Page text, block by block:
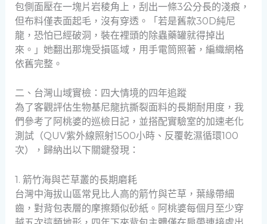
包側面壓在一塊片岩稜角上，刮出一條3公分長的淺痕，
但布料僅表面起毛，沒有穿透。「若是舊款30D純尼
龍，恐怕已經破洞，裝在裡頭的除蟲藥罐就得掉出
來。」她翻出那塊受損區域，用手電筒照著，編織網格
依舊完整。
二、台灣山域實檢：四大情境的四年追蹤
為了客觀評估生物基尼龍抗撕裂面料的長期耐用度，我
們參考了阿桃婆的巡檢日記，並搭配實驗室的加速老化
測試（QUV紫外線照射1500小時、反覆乾濕循環100
次），歸納出以下關鍵發現：
1. 箭竹海與芒草叢的長期磨耗
台灣中海拔山區常見比人高的箭竹與芒草，葉緣帶細
齒，對背包表層的摩擦類似砂紙。阿桃婆每個月至少穿